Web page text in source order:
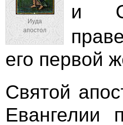
Иуда
апостол
и
его первой
Святой
Евангелии